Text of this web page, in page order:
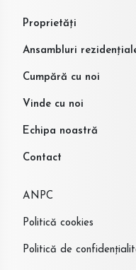
Proprietăți
Ansambluri
Cumpără cu noi
Vinde cu noi
Echipa noastră
Contact
ANPC
Politică cookies
Politică de